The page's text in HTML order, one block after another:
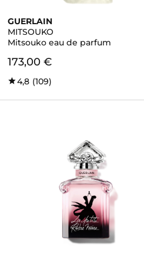
GUERLAIN
MITSOUKO
Mitsouko eau de parfum
173,00 €
4,8 (109)